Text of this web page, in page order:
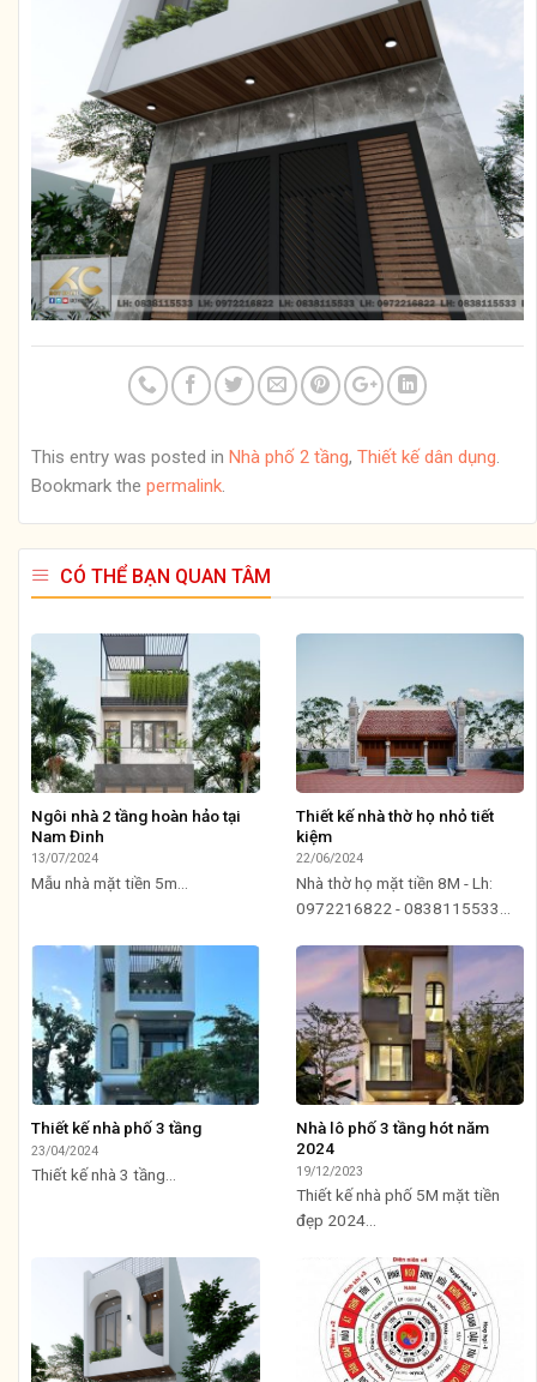
This entry was posted in Nhà phố 2 tầng, Thiết kế dân dụng.
Bookmark the permalink.
CÓ THỂ BẠN QUAN TÂM
Ngôi nhà 2 tầng hoàn hảo tại
Nam Đinh
13/07/2024
Mẫu nhà mặt tiền 5m...
Thiết kế nhà thờ họ nhỏ tiết
kiệm
22/06/2024
Nhà thờ họ mặt tiền 8M - Lh:
0972216822 - 0838115533...
Thiết kế nhà phố 3 tầng
23/04/2024
Thiết kế nhà 3 tầng...
Nhà lô phố 3 tầng hót năm
2024
19/12/2023
Thiết kế nhà phố 5M mặt tiền
đẹp 2024...